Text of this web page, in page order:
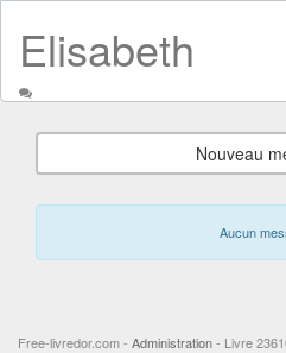
Elisabeth
Nouveau
Aucun
Free-livredor.com - Administration- Livre